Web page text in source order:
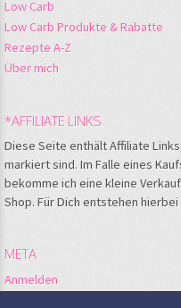
Low Carb
Low Carb Produkte & Rabatte
Rezepte A-Z
Über mich
*AFFILIATE LINKS
Diese Seite enthält Affiliate
markiert sind. Im Falle eines
bekomme ich eine kleine
Shop. Für Dich entstehen
META
Anmelden